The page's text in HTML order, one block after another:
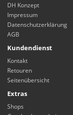
DH Konzept
Impressum
Datenschutzerklärung
AGB
Kundendienst
Kontakt
Retouren
Seitenübersicht
Extras
Shops